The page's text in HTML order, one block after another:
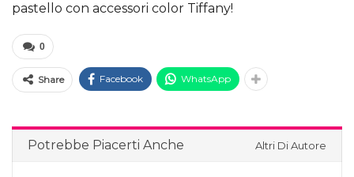
pastello con accessori color Tiffany!
0
Share Facebook WhatsApp
Potrebbe Piacerti Anche Altri Di Autore